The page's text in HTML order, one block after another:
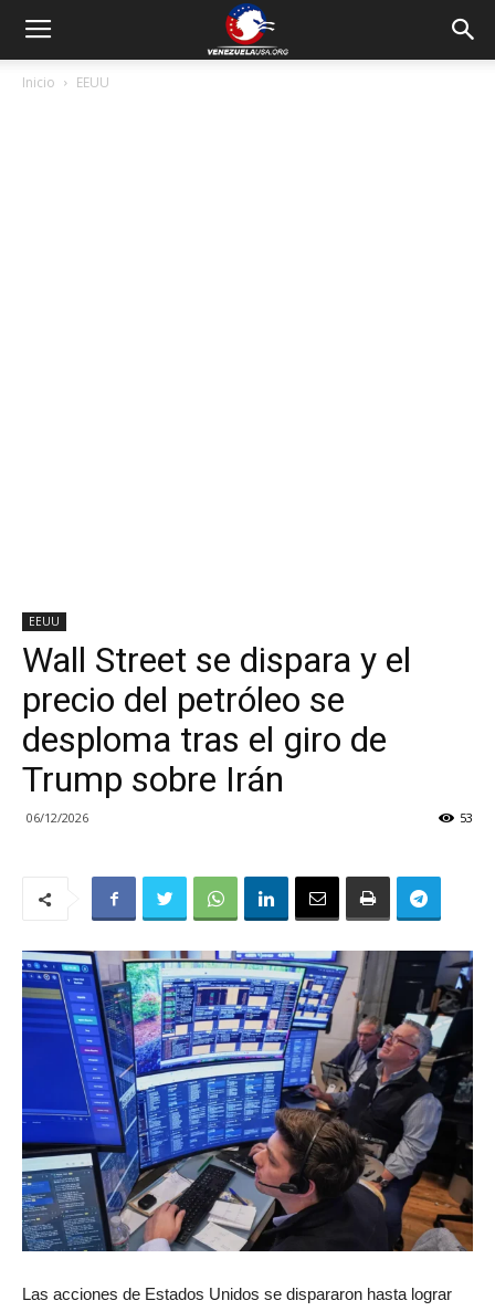
Inicio EEUU
EEUU
Wall Street se dispara y el
precio del petróleo se
desploma tras el giro de
Trump sobre Irán
06/12/2026 53
Las acciones de Estados Unidos se dispararon hasta lograr